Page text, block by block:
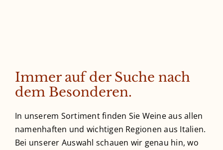
Immer auf der Suche nach
dem Besonderen.
In unserem Sortiment finden Sie Weine aus allen
namenhaften und wichtigen Regionen aus Italien.
Bei unserer Auswahl schauen wir genau hin, wo